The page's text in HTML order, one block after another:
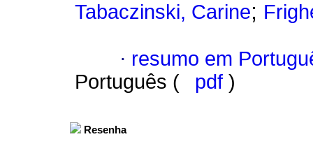
Tabaczinski, Carine;
· resumo em
Português (
pdf )
Resenha